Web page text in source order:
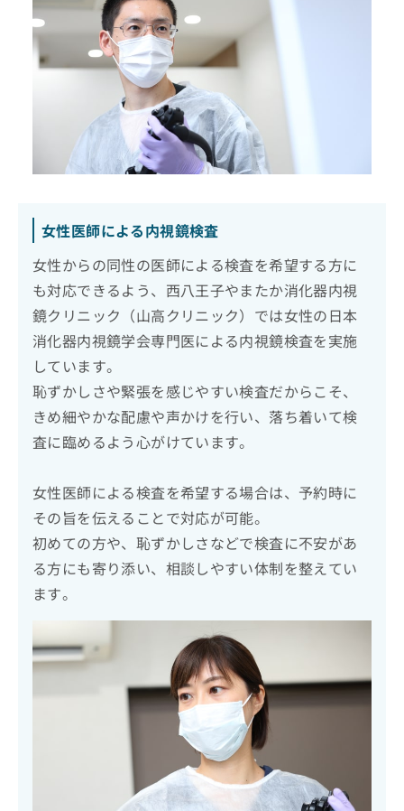
女性医師による内視鏡検査
女性からの同性の医師による検査を希望する方に
も対応できるよう、西八王子やまたか消化器内視
鏡クリニック（山高クリニック）では女性の日本
消化器内視鏡学会専門医による内視鏡検査を実施
しています。
恥ずかしさや緊張を感じやすい検査だからこそ、
きめ細やかな配慮や声かけを行い、落ち着いて検
査に臨めるよう心がけています。
女性医師による検査を希望する場合は、予約時に
その旨を伝えることで対応が可能。
初めての方や、恥ずかしさなどで検査に不安があ
る方にも寄り添い、相談しやすい体制を整えてい
ます。